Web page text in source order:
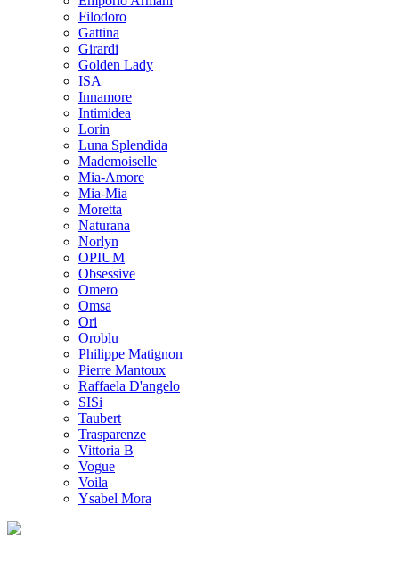
Filodoro
Gattina
Girardi
Golden Lady
ISA
Innamore
Intimidea
Lorin
Luna Splendida
Mademoiselle
Mia-Amore
Mia-Mia
Moretta
Naturana
Norlyn
OPIUM
Obsessive
Omero
Omsa
Ori
Oroblu
Philippe Matignon
Pierre Mantoux
Raffaela D'angelo
SISi
Taubert
Trasparenze
Vittoria B
Vogue
Voila
Ysabel Mora